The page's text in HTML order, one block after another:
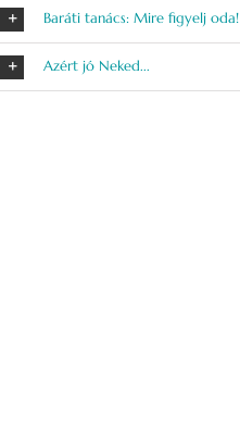
Baráti tanács: Mire figyelj oda!
Azért jó Neked...